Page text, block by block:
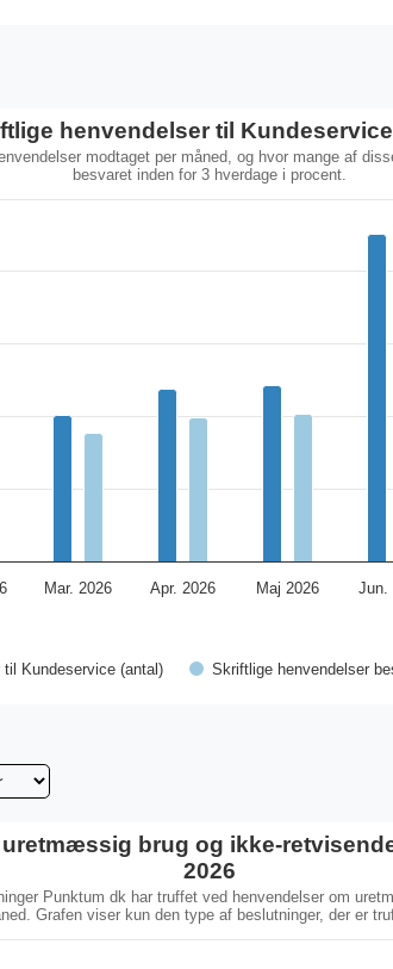
modtaget per måned, og hvor mange af
besvaret inden for 3 hverdage i procent.
Kundeservice (antal) Skriftlige henvendelser
Mar. 2026 Apr. 2026 Maj 2026 Jun.
brug og ikke-
2026
Punktum dk har truffet ved henvendelser om
Grafen viser kun den type af beslutninger, der er